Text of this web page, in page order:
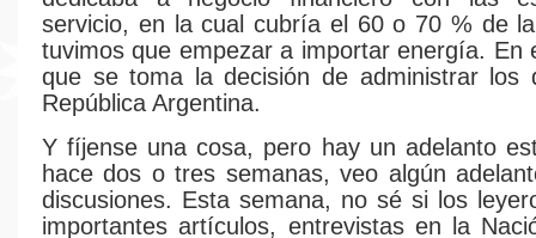
servicio, en la cual cubría el 60 o 70 % de
tuvimos que empezar a importar energía. En
que se toma la decisión de administrar los
República Argentina.
Y fíjense una cosa, pero hay un adelanto
hace dos o tres semanas, veo algún
discusiones. Esta semana, no sé si los
importantes artículos, entrevistas en la